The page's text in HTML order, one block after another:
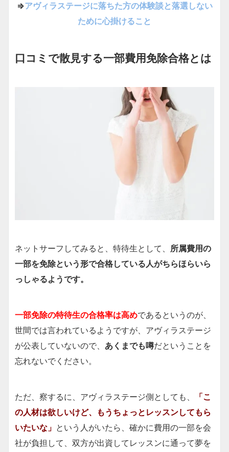
⇒アヴィラステージに落ちた方の体験談と落選しない
ために心掛けること
口コミで散見する一部費用免除合格とは
ネットサーフしてみると、特待生として、 所属費用の
一部を免除という形で合格している人がちらほらいら
っしゃるようです。
一部免除の特待生の合格率は高めであるというのが、
世間では言われているようですが、アヴィラステージ
が公表していないので、 あくまでも噂だということを
忘れないでください。
ただ、察するに、アヴィラステージ側としても、
「こ
の人材は欲しいけど、もうちょっとレッスンしてもら
いたいな」 という人がいたら、確かに費用の一部を会
社が負担して、双方が出資してレッスンに通って夢を